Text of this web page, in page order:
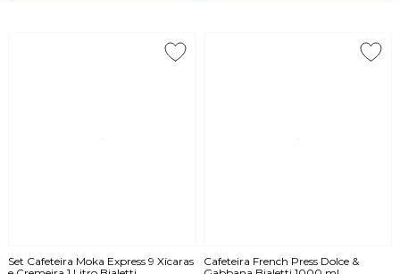
Set Cafeteira Moka Express 9 Xícaras
Cafeteira French Press Dolce &